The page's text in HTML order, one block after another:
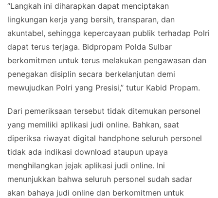
“Langkah ini diharapkan dapat menciptakan
lingkungan kerja yang bersih, transparan, dan
akuntabel, sehingga kepercayaan publik terhadap Polri
dapat terus terjaga. Bidpropam Polda Sulbar
berkomitmen untuk terus melakukan pengawasan dan
penegakan disiplin secara berkelanjutan demi
mewujudkan Polri yang Presisi,” tutur Kabid Propam.
Dari pemeriksaan tersebut tidak ditemukan personel
yang memiliki aplikasi judi online. Bahkan, saat
diperiksa riwayat digital handphone seluruh personel
tidak ada indikasi download ataupun upaya
menghilangkan jejak aplikasi judi online. Ini
menunjukkan bahwa seluruh personel sudah sadar
akan bahaya judi online dan berkomitmen untuk